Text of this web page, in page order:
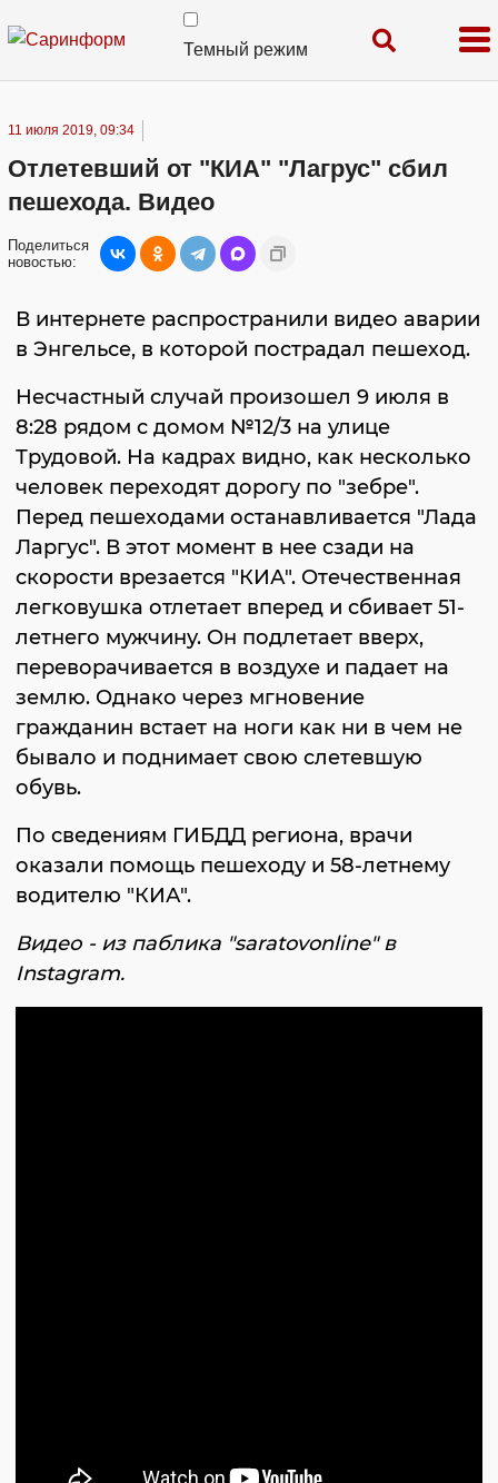
Темный режим
11 июля 2019, 09:34
Отлетевший от "КИА" "Лагрус" сбил
пешехода. Видео
Поделиться
новостью:
В интернете распространили видео аварии
в Энгельсе, в которой пострадал пешеход.
Несчастный случай произошел 9 июля в
8:28 рядом с домом №12/3 на улице
Трудовой. На кадрах видно, как несколько
человек переходят дорогу по "зебре".
Перед пешеходами останавливается "Лада
Ларгус". В этот момент в нее сзади на
скорости врезается "КИА". Отечественная
легковушка отлетает вперед и сбивает 51-
летнего мужчину. Он подлетает вверх,
переворачивается в воздухе и падает на
землю. Однако через мгновение
гражданин встает на ноги как ни в чем не
бывало и поднимает свою слетевшую
обувь.
По сведениям ГИБДД региона, врачи
оказали помощь пешеходу и 58-летнему
водителю "КИА".
Видео - из паблика "saratovonline" в
Instagram.